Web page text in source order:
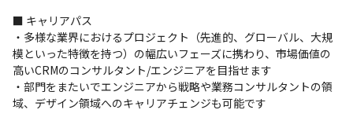
■ キャリアパス
・多様な業界におけるプロジェクト（先進的、グローバル、大規
模といった特徴を持つ）の幅広いフェーズに携わり、市場価値の
高いCRMのコンサルタント/エンジニアを目指せます
・部門をまたいでエンジニアから戦略や業務コンサルタントの領
域、デザイン領域へのキャリアチェンジも可能です